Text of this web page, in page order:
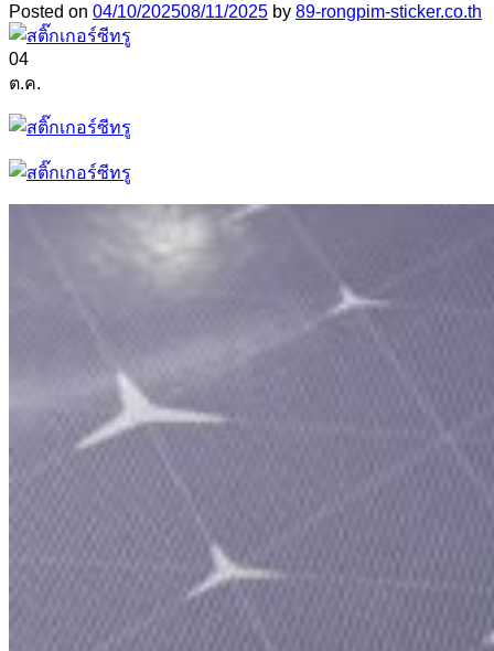
Posted on 04/10/202508/11/2025 by 89-rongpim-sticker.co.th
04
ต.ค.